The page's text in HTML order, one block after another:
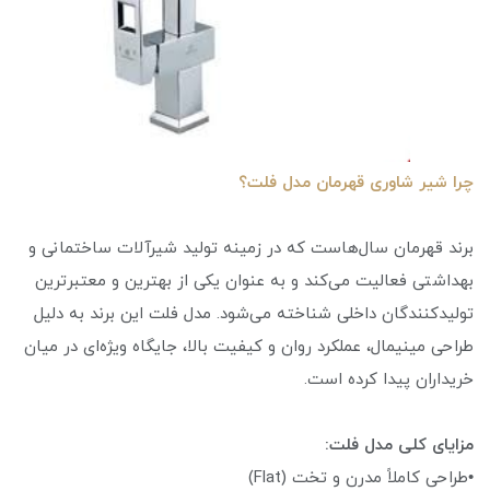
چرا شیر شاوری قهرمان مدل فلت؟
برند قهرمان سال‌هاست که در زمینه تولید شیرآلات ساختمانی و
بهداشتی فعالیت می‌کند و به عنوان یکی از بهترین و معتبرترین
تولیدکنندگان داخلی شناخته می‌شود. مدل فلت این برند به دلیل
طراحی مینیمال، عملکرد روان و کیفیت بالا، جایگاه ویژه‌ای در میان
خریداران پیدا کرده است.
مزایای کلی مدل فلت:
•طراحی کاملاً مدرن و تخت (Flat)